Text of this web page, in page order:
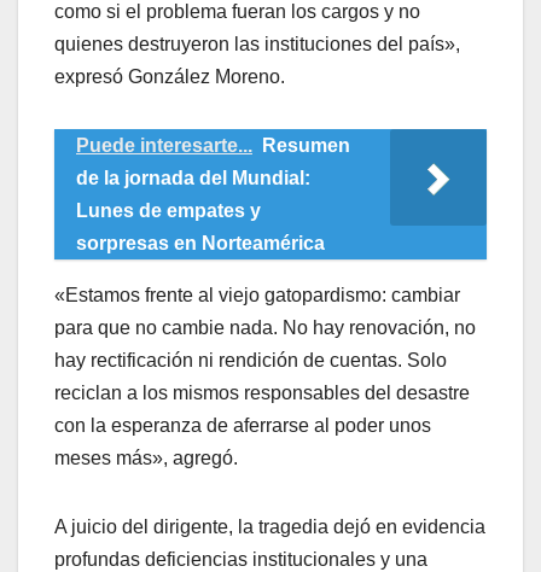
como si el problema fueran los cargos y no
quienes destruyeron las instituciones del país»,
expresó González Moreno.
Puede interesarte...
Resumen
de la jornada del Mundial:
Lunes de empates y
sorpresas en Norteamérica
«Estamos frente al viejo gatopardismo: cambiar
para que no cambie nada. No hay renovación, no
hay rectificación ni rendición de cuentas. Solo
reciclan a los mismos responsables del desastre
con la esperanza de aferrarse al poder unos
meses más», agregó.
A juicio del dirigente, la tragedia dejó en evidencia
profundas deficiencias institucionales y una